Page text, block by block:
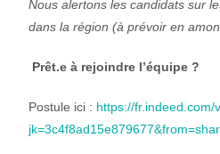
Nous alertons les candidats sur
dans la région (à prévoir en
Prêt.e à rejoindre l’équipe ?
Postule ici : https://fr.indeed.com/